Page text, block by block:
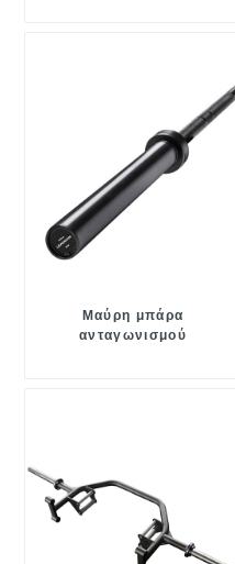
Μαύρη μπάρα
ανταγωνισμού